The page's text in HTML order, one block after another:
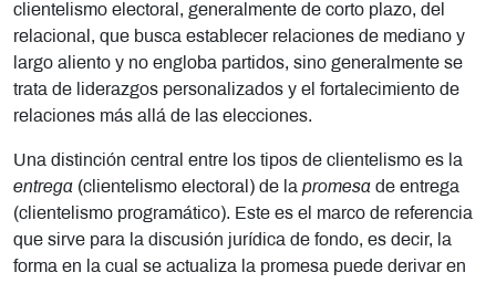
clientelismo electoral, generalmente de corto plazo, del
relacional, que busca establecer relaciones de mediano y
largo aliento y no engloba partidos, sino generalmente se
trata de liderazgos personalizados y el fortalecimiento de
relaciones más allá de las elecciones.
Una distinción central entre los tipos de clientelismo es la
entrega (clientelismo electoral) de la promesa de entrega
(clientelismo programático). Este es el marco de referencia
que sirve para la discusión jurídica de fondo, es decir, la
forma en la cual se actualiza la promesa puede derivar en